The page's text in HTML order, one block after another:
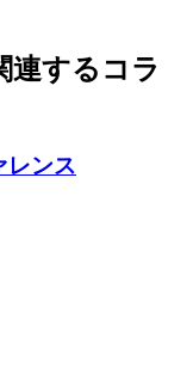
連するコラ
レンス